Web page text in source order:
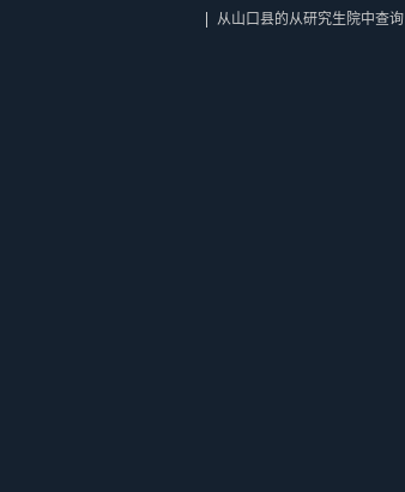
从山口县的从研究生院中查询